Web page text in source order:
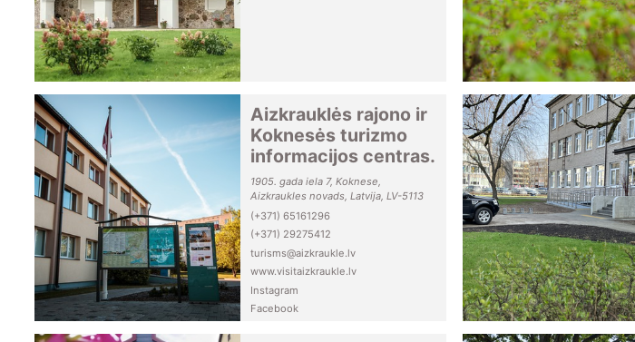
Aizkrauklės rajono ir
Koknesės turizmo
informacijos centras.
1905. gada iela 7, Koknese,
Aizkraukles novads, Latvija, LV-5113
(+371) 65161296
(+371) 29275412
turisms@aizkraukle.lv
www.visitaizkraukle.lv
Instagram
Facebook